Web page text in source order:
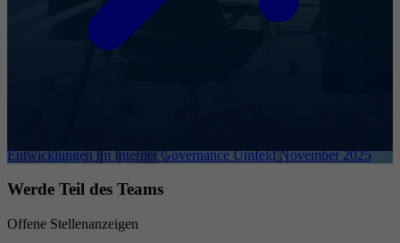
Entwicklungen im Internet Governance Umfeld November 2025
Werde Teil des Teams
Offene Stellenanzeigen